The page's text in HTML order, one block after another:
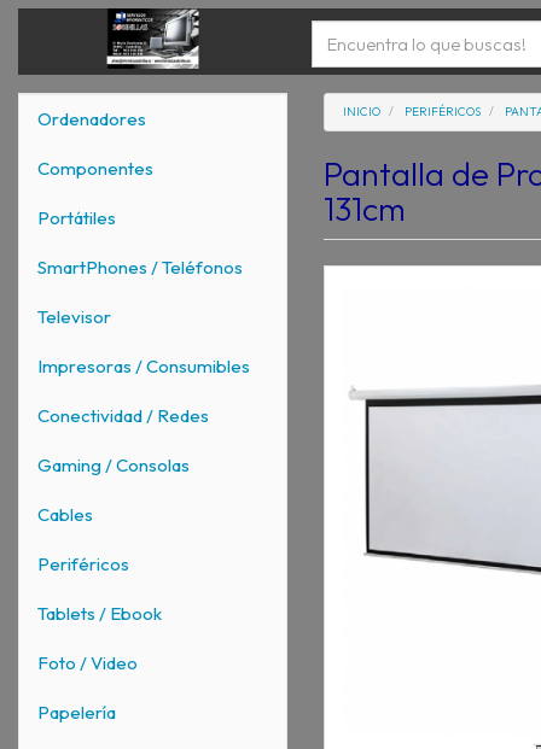
Ordenadores
Componentes
Portátiles
SmartPhones / Teléfonos
Televisor
Impresoras / Consumibles
Conectividad / Redes
Gaming / Consolas
Cables
Periféricos
Tablets / Ebook
Foto / Video
Papelería
INICIO PERIFÉRICOS
Pantalla de
131cm